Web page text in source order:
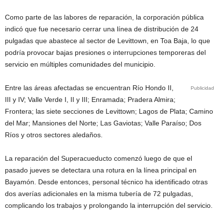
Como parte de las labores de reparación, la corporación pública
indicó que fue necesario cerrar una línea de distribución de 24
pulgadas que abastece al sector de Levittown, en Toa Baja, lo que
podría provocar bajas presiones o interrupciones temporeras del
servicio en múltiples comunidades del municipio.
Publicidad
Entre las áreas afectadas se encuentran Río Hondo II,
III y IV; Valle Verde I, II y III; Enramada; Pradera Almira;
Frontera; las siete secciones de Levittown; Lagos de Plata; Camino
del Mar; Mansiones del Norte; Las Gaviotas; Valle Paraíso; Dos
Ríos y otros sectores aledaños.
La reparación del Superacueducto comenzó luego de que el
pasado jueves se detectara una rotura en la línea principal en
Bayamón. Desde entonces, personal técnico ha identificado otras
dos averías adicionales en la misma tubería de 72 pulgadas,
complicando los trabajos y prolongando la interrupción del servicio.